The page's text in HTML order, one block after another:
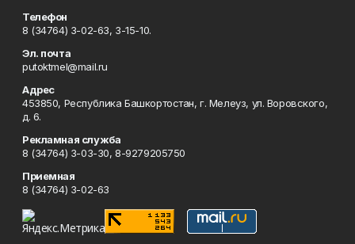
Телефон
8 (34764) 3-02-63, 3-15-10.
Эл. почта
putoktmel@mail.ru
Адрес
453850, Республика Башкортостан, г. Мелеуз, ул. Воровского,
д. 6.
Рекламная служба
8 (34764) 3-03-30, 8-9279205750
Приемная
8 (34764) 3-02-63